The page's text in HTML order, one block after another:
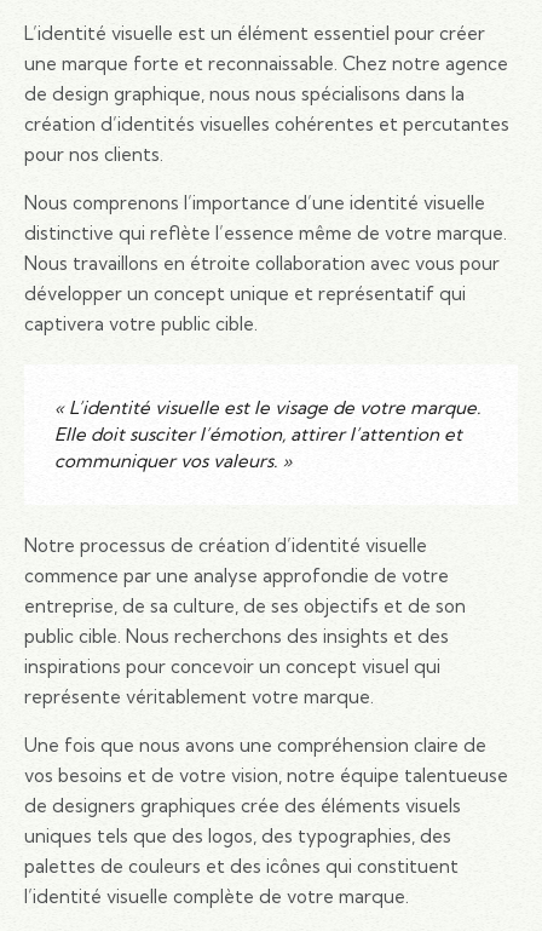
L’identité visuelle est un élément essentiel pour créer
une marque forte et reconnaissable. Chez notre agence
de design graphique, nous nous spécialisons dans la
création d’identités visuelles cohérentes et percutantes
pour nos clients.
Nous comprenons l’importance d’une identité visuelle
distinctive qui reflète l’essence même de votre marque.
Nous travaillons en étroite collaboration avec vous pour
développer un concept unique et représentatif qui
captivera votre public cible.
« L’identité visuelle est le visage de votre marque.
Elle doit susciter l’émotion, attirer l’attention et
communiquer vos valeurs. »
Notre processus de création d’identité visuelle
commence par une analyse approfondie de votre
entreprise, de sa culture, de ses objectifs et de son
public cible. Nous recherchons des insights et des
inspirations pour concevoir un concept visuel qui
représente véritablement votre marque.
Une fois que nous avons une compréhension claire de
vos besoins et de votre vision, notre équipe talentueuse
de designers graphiques crée des éléments visuels
uniques tels que des logos, des typographies, des
palettes de couleurs et des icônes qui constituent
l’identité visuelle complète de votre marque.